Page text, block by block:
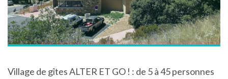
Village de gîtes ALTER ET GO ! : de 5 à 45 personnes